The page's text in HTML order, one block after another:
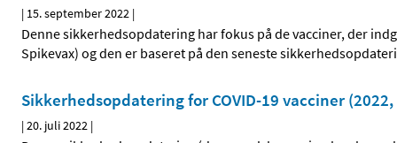
| 15. september 2022 |
Denne sikkerhedsopdatering har fokus på de vacciner, der
Spikevax) og den er baseret på den seneste
Sikkerhedsopdatering for COVID-19 vacciner (2022,
|20. juli 2022 |